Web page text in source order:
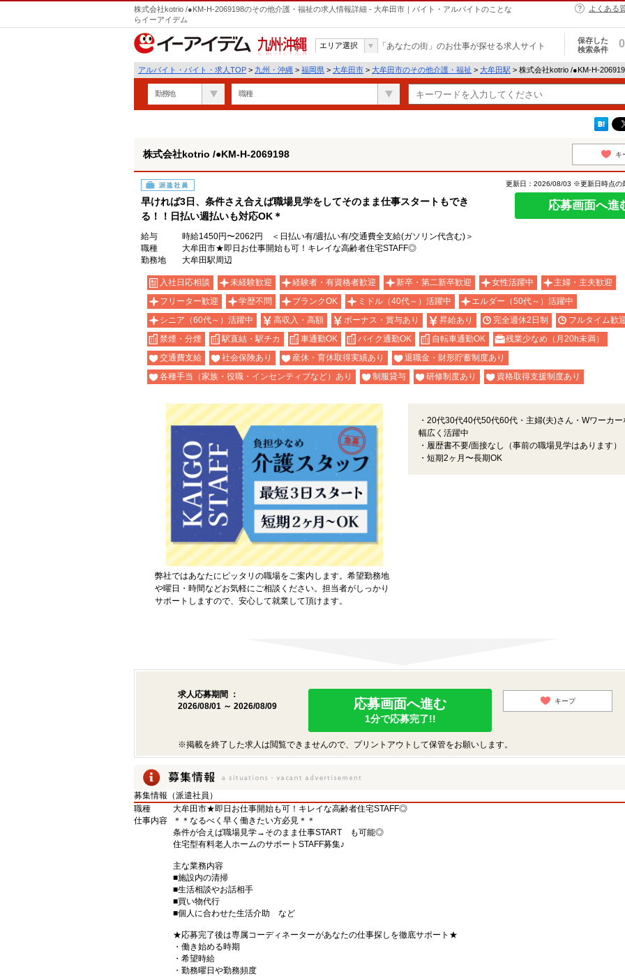
株式会社kotrio /●KM-H-2069198のその他介護・福祉の求人情報詳細 - 大牟田市｜バイト・アルバイトのことな
らイーアイデム
よくある
九州・沖縄
エリア選択 「あなたの街」のお仕事が探せる求人サイト
保存した
検索条件
0
アルバイト・バイト・求人TOP > 九州・沖縄 > 福岡県 > 大牟田市 > 大牟田市のその他介護・福祉 > 大牟田駅 > 株式会社kotrio /●KM-H-
勤務地 職種
株式会社kotrio /●KM-H-2069198 キ
派遣社員
早ければ3日、条件さえ合えば職場見学をしてそのまま仕事スタートもでき
る！！日払い週払いも対応OK＊
更新日：2026/08/03 ※更新日時点の
応募画面へ進
給与
時給1450円〜2062円 ＜日払い有/週払い有/交通費全支給(ガソリン代含む)＞
職種
大牟田市★即日お仕事開始も可！キレイな高齢者住宅STAFF◎
勤務地
大牟田駅周辺
入社日応相談 未経験歓迎 経験者・有資格者歓迎 新卒・第二新卒歓迎 女性活躍中
主婦・主夫歓迎
フリーター歓迎
学歴不問 ブランクOK ミドル（40代～）活躍中
エルダー（50代～）活躍中
シニア（60代～）活躍中
高収入・高額 ボーナス・賞与あり 昇給あり 完全週休2日制
フルタイム歓
禁煙・分煙
駅直結・駅チカ 車通勤OK バイク通勤OK 自転車通勤OK
残業少なめ（月20h未満）
交通費支給
社会保険あり 産休・育休取得実績あり
退職金・財形貯蓄制度あり
各種手当（家族・役職・インセンティブなど）あり
制服貸与 研修制度あり 資格取得支援制度あり
弊社ではあなたにピッタリの職場をご案内します。希望勤務地
や曜日・時間などお気軽にご相談ください。担当者がしっかり
サポートしますので、安心して就業して頂けます。
・20代30代40代50代60代・主婦(夫)さん・Wワーカー
幅広く活躍中
・履歴書不要/面接なし（事前の職場見学はあります）
・短期2ヶ月〜長期OK
求人応募期間 ：
2026/08/01 ～ 2026/08/09
応募画面へ進む
1分で応募完了!!
キープ
※掲載を終了した求人は閲覧できませんので、プリントアウトして保管をお願いします。
募集情報（派遣社員）
職種
大牟田市★即日お仕事開始も可！キレイな高齢者住宅STAFF◎
仕事内容
＊＊なるべく早く働きたい方必見＊＊
条件が合えば職場見学→そのまま仕事START も可能◎
住宅型有料老人ホームのサポートSTAFF募集♪
主な業務内容
■施設内の清掃
■生活相談やお話相手
■買い物代行
■個人に合わせた生活介助 など
★応募完了後は専属コーディネーターがあなたの仕事探しを徹底サポート★
・働き始める時期
・希望時給
・勤務曜日や勤務頻度